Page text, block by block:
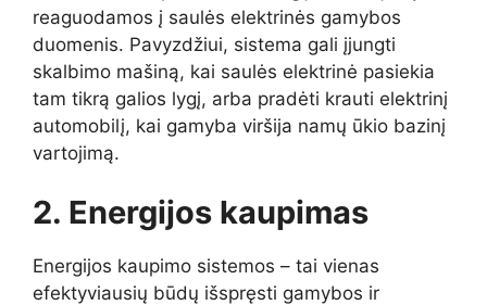
reaguodamos į saulės elektrinės gamybos
duomenis. Pavyzdžiui, sistema gali įjungti
skalbimo mašiną, kai saulės elektrinė pasiekia
tam tikrą galios lygį, arba pradėti krauti elektrinį
automobilį, kai gamyba viršija namų ūkio bazinį
vartojimą.
2. Energijos kaupimas
Energijos kaupimo sistemos – tai vienas
efektyviausių būdų išspręsti gamybos ir